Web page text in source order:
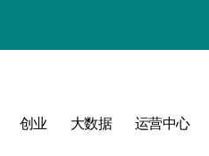
创业 大数据 运营中心